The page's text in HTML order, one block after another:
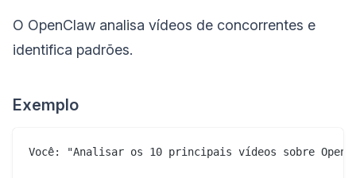
O OpenClaw analisa vídeos de concorrentes e
identifica padrões.
Exemplo
Você: "Analisar os 10 principais vídeos sobre